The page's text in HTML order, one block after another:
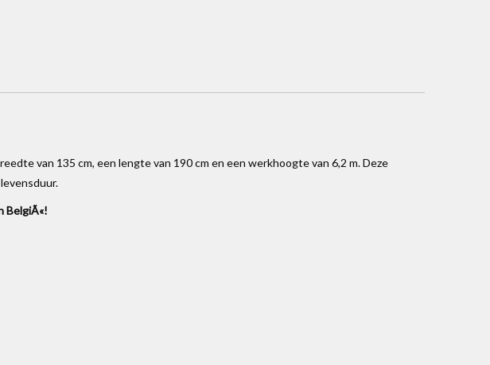
van 135 cm, een lengte van 190 cm en een werkhoogte van 6,2 m. Deze
BelgiÃ«!